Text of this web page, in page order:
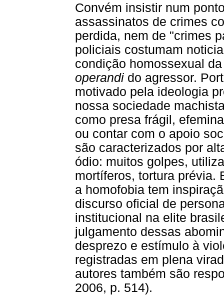
Convém insistir num
assassinatos de crimes
perdida, nem de "crimes
policiais costumam
condição homossexual
operandi do agressor.
motivado pela ideologia
nossa sociedade
como presa frágil,
ou contar com o apoio
são caracterizados por
ódio: muitos golpes,
mortíferos, tortura prévia.
a homofobia tem
discurso oficial de
institucional na elite
julgamento dessas
desprezo e estímulo à
registradas em plena
autores também são
2006, p. 514).